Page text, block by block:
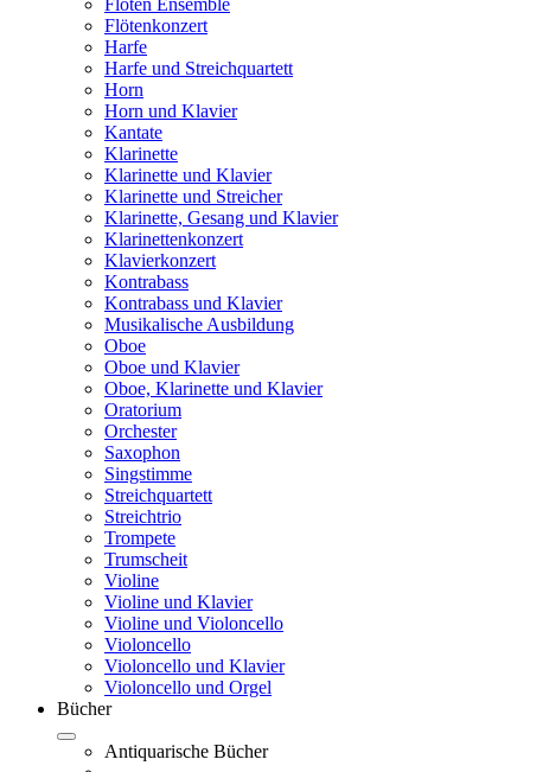
Flöten Ensemble
Flötenkonzert
Harfe
Harfe und Streichquartett
Horn
Horn und Klavier
Kantate
Klarinette
Klarinette und Klavier
Klarinette und Streicher
Klarinette, Gesang und Klavier
Klarinettenkonzert
Klavierkonzert
Kontrabass
Kontrabass und Klavier
Musikalische Ausbildung
Oboe
Oboe und Klavier
Oboe, Klarinette und Klavier
Oratorium
Orchester
Saxophon
Singstimme
Streichquartett
Streichtrio
Trompete
Trumscheit
Violine
Violine und Klavier
Violine und Violoncello
Violoncello
Violoncello und Klavier
Violoncello und Orgel
Bücher
Antiquarische Bücher